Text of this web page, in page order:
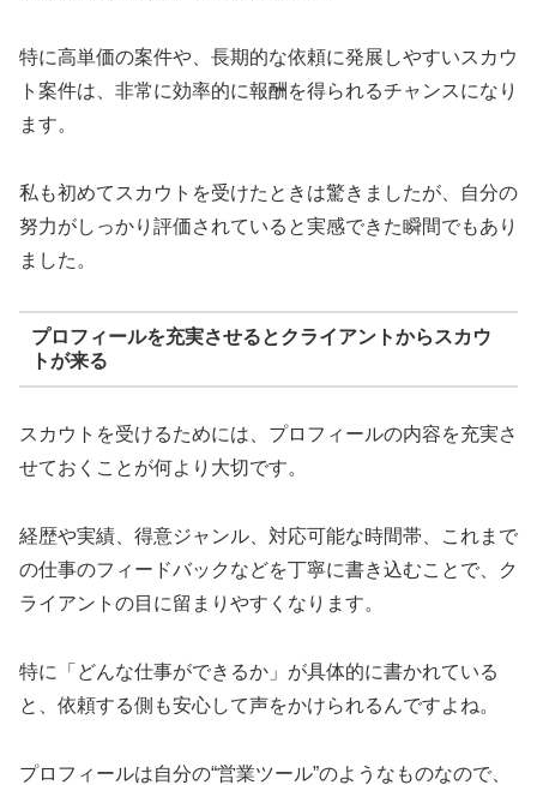
特に高単価の案件や、長期的な依頼に発展しやすいスカウ
ト案件は、非常に効率的に報酬を得られるチャンスになり
ます。
私も初めてスカウトを受けたときは驚きましたが、自分の
努力がしっかり評価されていると実感できた瞬間でもあり
ました。
プロフィールを充実させるとクライアントからスカウ
トが来る
スカウトを受けるためには、プロフィールの内容を充実さ
せておくことが何より大切です。
経歴や実績、得意ジャンル、対応可能な時間帯、これまで
の仕事のフィードバックなどを丁寧に書き込むことで、ク
ライアントの目に留まりやすくなります。
特に「どんな仕事ができるか」が具体的に書かれている
と、依頼する側も安心して声をかけられるんですよね。
プロフィールは自分の“営業ツール”のようなものなので、